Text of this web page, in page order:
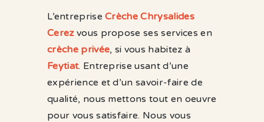
L’entrepriseCrèche Chrysalides
Cerezvous propose ses services en
crèche privée, si vous habitez à
Feytiat. Entreprise usant d’une
expérience et d’un savoir-faire de
qualité, nous mettons tout en oeuvre
pour vous satisfaire. Nous vous